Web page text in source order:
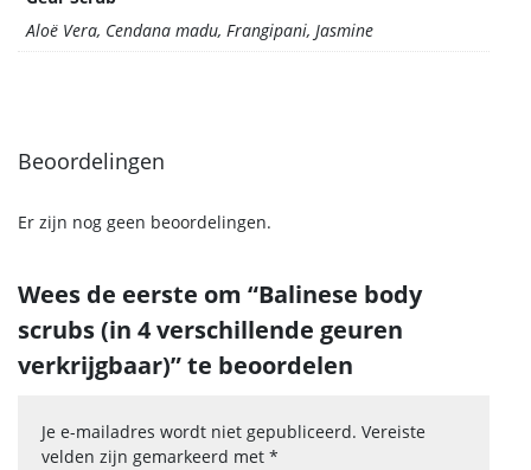
Aloë Vera, Cendana madu, Frangipani, Jasmine
Beoordelingen
Er zijn nog geen beoordelingen.
Wees de eerste om “Balinese body
scrubs (in 4 verschillende geuren
verkrijgbaar)” te beoordelen
Je e-mailadres wordt niet gepubliceerd. Vereiste
velden zijn gemarkeerd met *